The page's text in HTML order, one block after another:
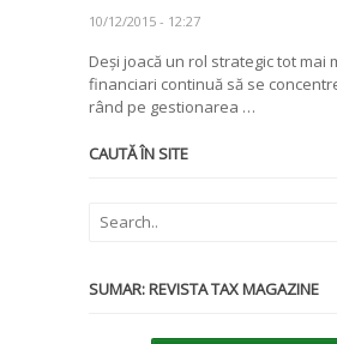
10/12/2015 - 12:27
Deși joacă un rol strategic tot mai
financiari continuă să se
rând pe gestionarea …
CAUTĂ ÎN SITE
SUMAR: REVISTA TAX MAGAZINE